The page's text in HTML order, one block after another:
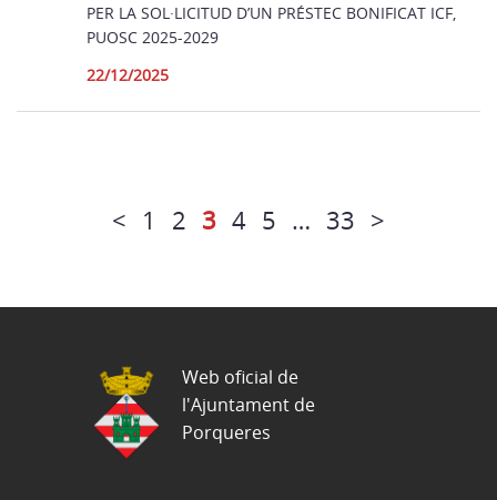
PER LA SOL·LICITUD D’UN PRÉSTEC BONIFICAT ICF,
PUOSC 2025-2029
22/12/2025
< 1 2 3 4 5 … 33 >
Web oficial de
l'Ajuntament de
Porqueres